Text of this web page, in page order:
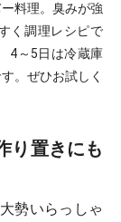
料理。臭みが強
く調理レシピで
4～5日は冷蔵庫
。ぜひお試しく
り置きにも
勢いらっしゃ